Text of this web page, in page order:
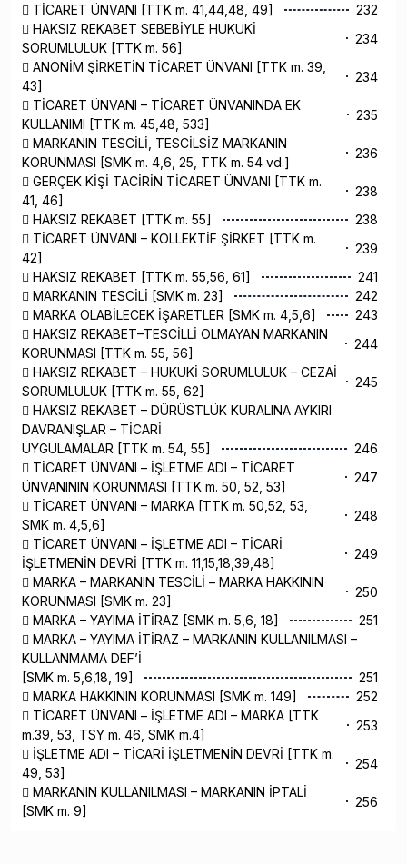
 TİCARET ÜNVANI [TTK m. 41,44,48, 49]
232
 HAKSIZ REKABET SEBEBİYLE HUKUKİ
SORUMLULUK [TTK m. 56]
234
 ANONİM ŞİRKETİN TİCARET ÜNVANI [TTK m. 39,
43]
234
 TİCARET ÜNVANI – TİCARET ÜNVANINDA EK
KULLANIMI [TTK m. 45,48, 533]
235
 MARKANIN TESCİLİ, TESCİLSİZ MARKANIN
KORUNMASI [SMK m. 4,6, 25, TTK m. 54 vd.]
236
 GERÇEK KİŞİ TACİRİN TİCARET ÜNVANI [TTK m.
41, 46]
238
 HAKSIZ REKABET [TTK m. 55]
238
 TİCARET ÜNVANI – KOLLEKTİF ŞİRKET [TTK m.
42]
239
 HAKSIZ REKABET [TTK m. 55,56, 61]
241
 MARKANIN TESCİLİ [SMK m. 23]
242
 MARKA OLABİLECEK İŞARETLER [SMK m. 4,5,6]
243
 HAKSIZ REKABET–TESCİLLİ OLMAYAN MARKANIN
KORUNMASI [TTK m. 55, 56]
244
 HAKSIZ REKABET – HUKUKİ SORUMLULUK – CEZAİ
SORUMLULUK [TTK m. 55, 62]
245
 HAKSIZ REKABET – DÜRÜSTLÜK KURALINA AYKIRI
DAVRANIŞLAR – TİCARİ
UYGULAMALAR [TTK m. 54, 55]
246
 TİCARET ÜNVANI – İŞLETME ADI – TİCARET
ÜNVANININ KORUNMASI [TTK m. 50, 52, 53]
247
 TİCARET ÜNVANI – MARKA [TTK m. 50,52, 53,
SMK m. 4,5,6]
248
 TİCARET ÜNVANI – İŞLETME ADI – TİCARİ
İŞLETMENİN DEVRİ [TTK m. 11,15,18,39,48]
249
 MARKA – MARKANIN TESCİLİ – MARKA HAKKININ
KORUNMASI [SMK m. 23]
250
 MARKA – YAYIMA İTİRAZ [SMK m. 5,6, 18]
251
 MARKA – YAYIMA İTİRAZ – MARKANIN KULLANILMASI –
KULLANMAMA DEF’İ
[SMK m. 5,6,18, 19]
251
 MARKA HAKKININ KORUNMASI [SMK m. 149]
252
 TİCARET ÜNVANI – İŞLETME ADI – MARKA [TTK
m.39, 53, TSY m. 46, SMK m.4]
253
 İŞLETME ADI – TİCARİ İŞLETMENİN DEVRİ [TTK m.
49, 53]
254
 MARKANIN KULLANILMASI – MARKANIN İPTALİ
[SMK m. 9]
256